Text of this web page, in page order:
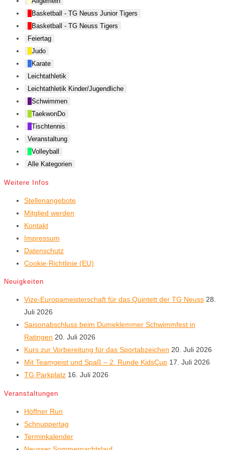
Basketball - TG Neuss Junior Tigers
Basketball - TG Neuss Tigers
Feiertag
Judo
Karate
Leichtathletik
Leichtathletik Kinder/Jugendliche
Schwimmen
TaekwonDo
Tischtennis
Veranstaltung
Volleyball
Alle Kategorien
Weitere Infos
Stellenangebote
Mitglied werden
Kontakt
Impressum
Datenschutz
Cookie-Richtlinie (EU)
Neuigkeiten
Vize-Europameisterschaft für das Quintett der TG Neuss 28.
Juli 2026
Saisonabschluss beim Dumeklemmer Schwimmfest in
Ratingen 20. Juli 2026
Kurs zur Vorbereitung für das Sportabzeichen 20. Juli 2026
Mit Teamgeist und Spaß – 2. Runde KidsCup 17. Juli 2026
TG Parkplatz 16. Juli 2026
Veranstaltungen
Höffner Run
Schnuppertag
Terminkalender